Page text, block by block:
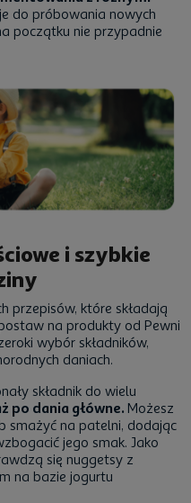
do próbowania nowych
początku nie przypadnie
i szybkie
przepisów, które składają
na produkty od Pewni
wybór składników,
daniach.
składnik do wielu
po dania główne. Możesz
smażyć na patelni, dodając
jego smak. Jako
się nuggetsy z
na bazie jogurtu